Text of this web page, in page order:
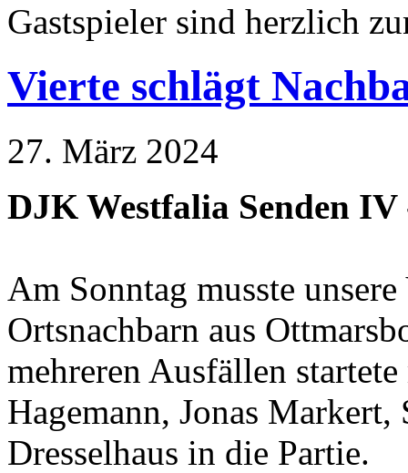
Gastspieler sind herzlich
Vierte schlägt
27. März 2024
DJK Westfalia Senden
Am Sonntag musste
Ortsnachbarn aus
mehreren Ausfällen
Hagemann, Jonas Markert,
Dresselhaus in die Partie.